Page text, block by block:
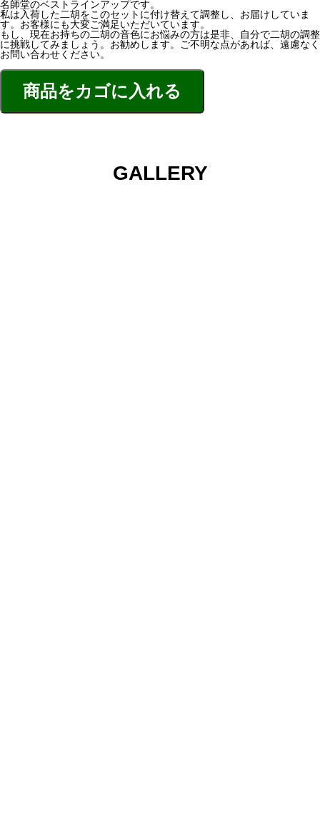
名師堂のベストラインアップです。
私は入荷した二胡をこのセットに付け替えて調整し、お届けしていま
す。お客様にも大変ご満足いただいています。
もし、現在お持ちの二胡の音色にお悩みの方は是非、自分で二胡の調整
に挑戦してみましょう。お勧めします。ご不明な点があれば、遠慮なく
お問い合わせください。
GALLERY